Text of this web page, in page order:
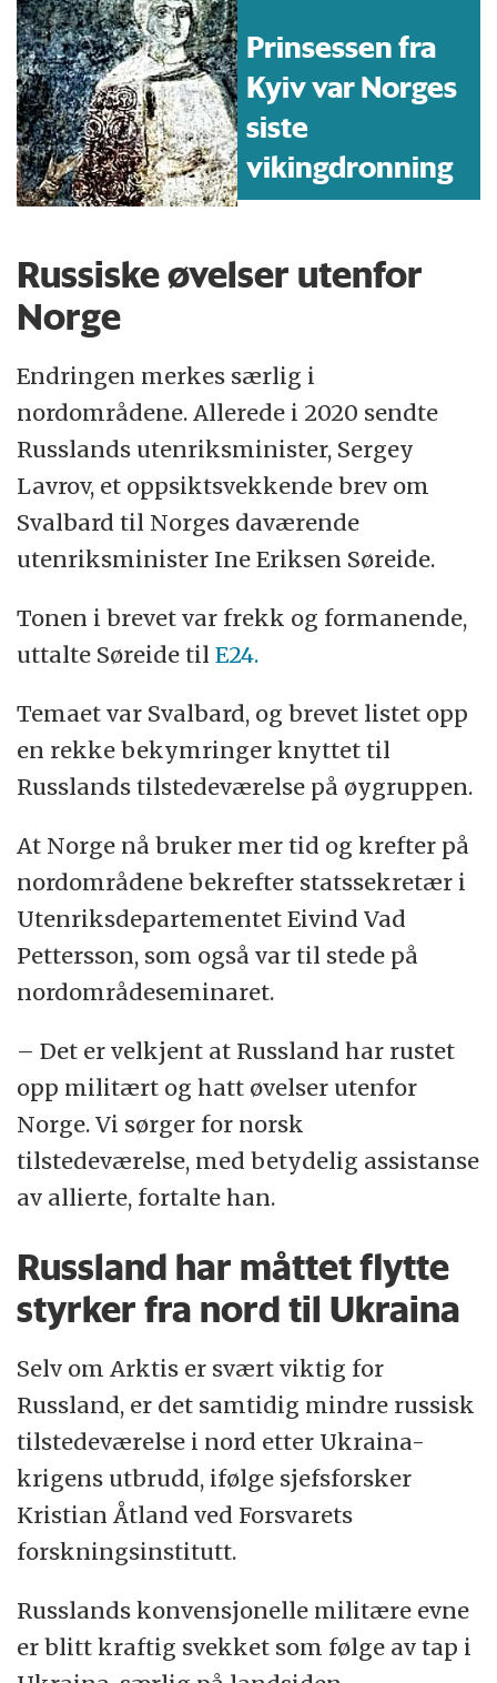
Prinsessen fra
Kyiv var Norges
siste
vikingdronning
Russiske øvelser utenfor
Norge
Endringen merkes særlig i
nordområdene. Allerede i 2020 sendte
Russlands utenriksminister, Sergey
Lavrov, et oppsiktsvekkende brev om
Svalbard til Norges daværende
utenriksminister Ine Eriksen Søreide.
Tonen i brevet var frekk og formanende,
uttalte Søreide tilE24.
Temaet var Svalbard, og brevet listet opp
en rekke bekymringer knyttet til
Russlands tilstedeværelse på øygruppen.
At Norge nå bruker mer tid og krefter på
nordområdene bekrefter statssekretær i
Utenriksdepartementet Eivind Vad
Pettersson, som også var til stede på
nordområdeseminaret.
– Det er velkjent at Russland har rustet
opp militært og hatt øvelser utenfor
Norge. Vi sørger for norsk
tilstedeværelse, med betydelig assistanse
av allierte, fortalte han.
Russland har måttet flytte
styrker fra nord til Ukraina
Selv om Arktis er svært viktig for
Russland, er det samtidig mindre russisk
tilstedeværelse i nord etter Ukraina-
krigens utbrudd, ifølge sjefsforsker
Kristian Åtland ved Forsvarets
forskningsinstitutt.
Russlands konvensjonelle militære evne
er blitt kraftig svekket som følge av tap i